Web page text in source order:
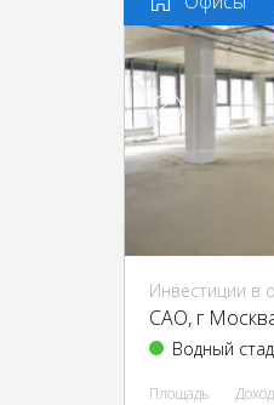
Инвестиции в
CАО, г
Водный
Площадь